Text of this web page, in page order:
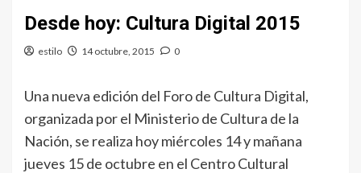
Desde hoy: Cultura Digital 2015
estilo 14 octubre, 2015 0
Una nueva edición del Foro de Cultura Digital,
organizada por el Ministerio de Cultura de la
Nación, se realiza hoy miércoles 14 y mañana
jueves 15 de octubre en el Centro Cultural